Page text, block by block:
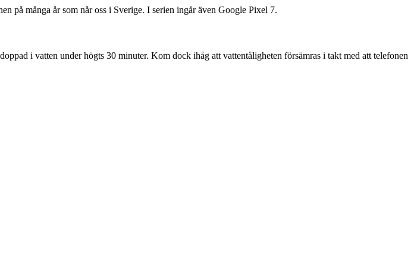
på många år som når oss i Sverige. I serien ingår även Google Pixel 7.
i vatten under högts 30 minuter. Kom dock ihåg att vattentåligheten försämras i takt med att telefonen